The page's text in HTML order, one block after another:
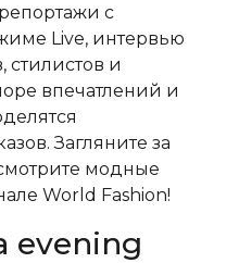
с
Live, интервью
и
впечатлений и
Загляните за
модные
World Fashion!
evening